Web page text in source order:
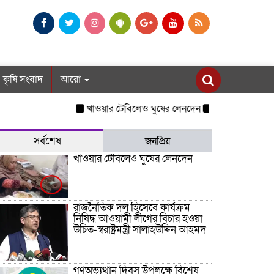
কৃষি সংবাদ আরো
খাওয়ার টেবিলেও ঘুষের লেনদেন রাজনৈতিক দল
সর্বশেষ জনপ্রিয়
খাওয়ার টেবিলেও ঘুষের লেনদেন
রাজনৈতিক দল হিসেবে কার্যক্রম
নিষিদ্ধ আওয়ামী লীগের বিচার হওয়া
উচিত-স্বরাষ্ট্রমন্ত্রী সালাহউদ্দিন আহমদ
গণঅভ্যুত্থান দিবস উপলক্ষে বিশেষ